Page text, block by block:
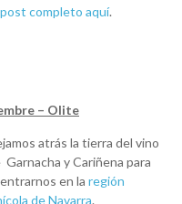
completo aquí.
– Olite
atrás la tierra del vino
Garnacha y Cariñena para
en laregión
de Navarra.